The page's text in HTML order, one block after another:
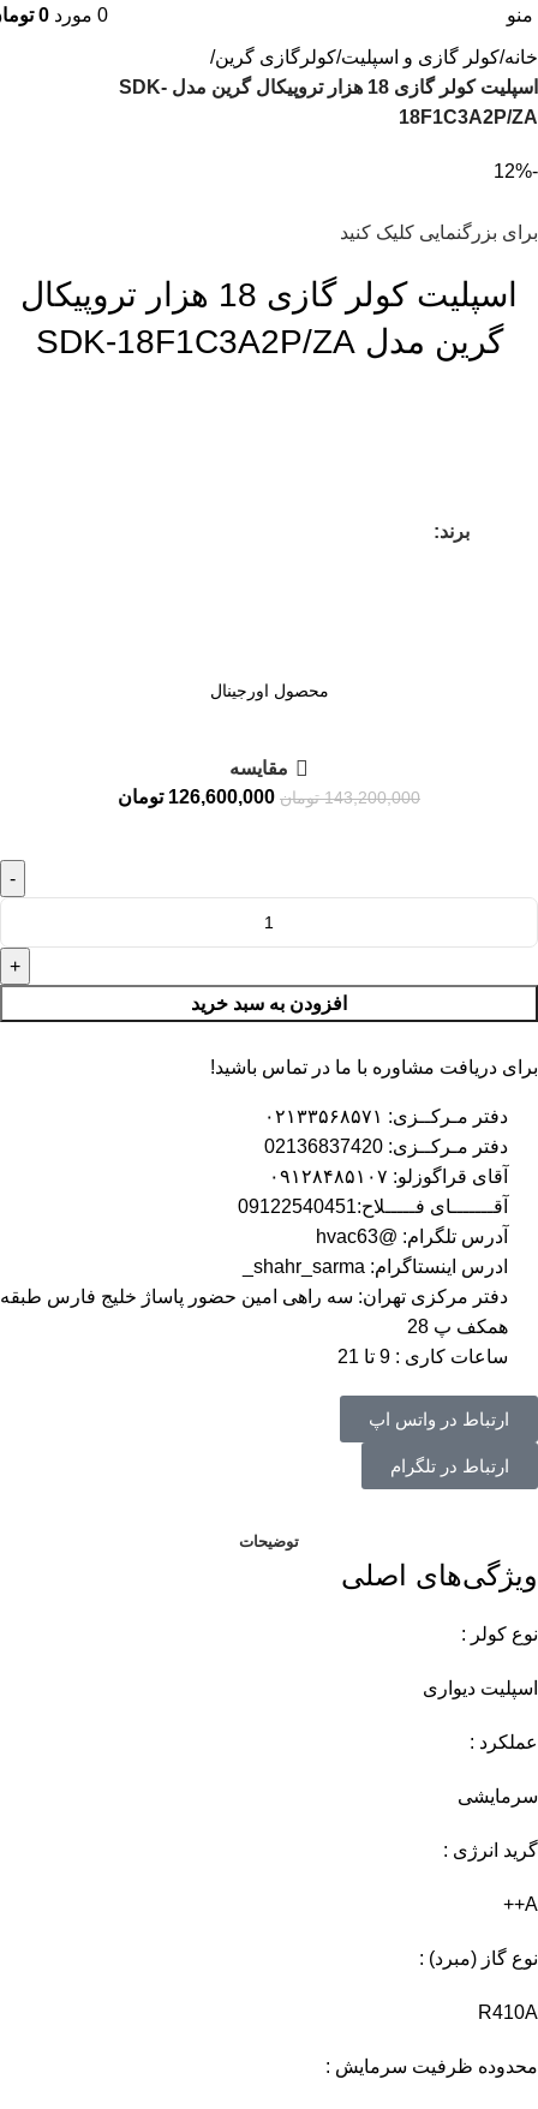
منو 0 مورد 0
خانه کولر گازی و اسپلیت کولرگازی گرین
اسپلیت کولر گازی 18 هزار تروپیکال گرین مدل SDK-
18F1C3A2P/ZA
-12%
برای بزرگنمایی کلیک کنید
اسپلیت کولر گازی 18 هزار تروپیکال
گرین مدل SDK-18F1C3A2P/ZA
برند:
محصول اورجینال
مقايسه
143,200,000 تومان 126,600,000 تومان
افزودن به سبد خرید
برای دریافت مشاوره با ما در تماس باشید!
دفتر مـرکــزی: ۰۲۱۳۳۵۶۸۵۷۱
دفتر مـرکــزی: 02136837420
آقای قراگوزلو: ۰۹۱۲۸۴۸۵۱۰۷
آقـــــــای فـــــلاح:09122540451
آدرس تلگرام: @hvac63
ادرس اینستاگرام: shahr_sarma_
دفتر مرکزی تهران: سه راهی امین حضور پاساژ خلیج فارس طبقه
همکف پ 28
ساعات کاری : 9 تا 21
ارتباط در واتس اپ
ارتباط در تلگرام
توضیحات
ویژگی‌های اصلی
نوع کولر :
اسپليت ديواری
عملكرد :
سرمایشی
گرید انرژی :
A++
نوع گاز (مبرد) :
R410A
محدوده ظرفیت سرمایش :